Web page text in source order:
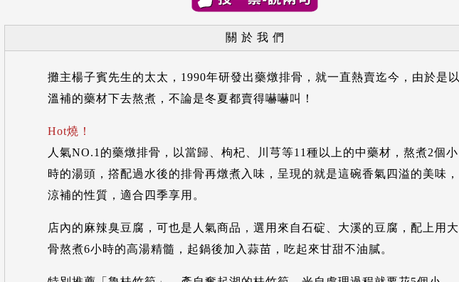
關 於 我 們
攤主楊子賓先生的太太，1990年研發出藥燉排骨，就一直熱賣迄今，由於是以
溫補的藥材下去熬煮，不論是冬夏都賣得嚇嚇叫！
Hot燒！
人氣NO.1的藥燉排骨，以當歸、枸杞、川芎等11種以上的中藥材，熬煮2個小
時的湯頭，撘配過水後的排骨再燉煮入味，呈現的就是這碗香氣四溢的美味，
涼補的性質，適合四季享用。
店內的麻辣臭豆腐，可也是人氣商品，選用來自石碇、大溪的豆腐，配上用大
骨熬煮6小時的高湯精髓，起鍋後加入蒜苗，吃起來甘甜不油膩。